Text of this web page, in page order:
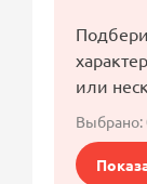
или
Выбрано: